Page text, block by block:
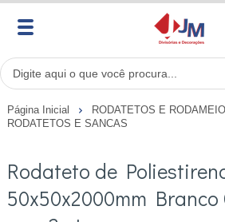
Página Inicial
RODATETOS E
RODATETOS E SANCAS
Rodateto de
50x50x2000mm